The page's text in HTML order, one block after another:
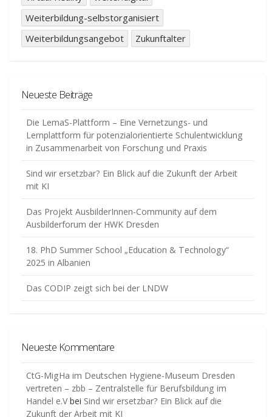
Weiterbildung-selbstorganisiert
Weiterbildungsangebot
Zukunftalter
Neueste Beiträge
Die LemaS-Plattform – Eine Vernetzungs- und
Lernplattform für potenzialorientierte Schulentwicklung
in Zusammenarbeit von Forschung und Praxis
Sind wir ersetzbar? Ein Blick auf die Zukunft der Arbeit
mit KI
Das Projekt AusbilderInnen-Community auf dem
Ausbilderforum der HWK Dresden
18. PhD Summer School „Education & Technology“
2025 in Albanien
Das CODIP zeigt sich bei der LNDW
Neueste Kommentare
CtG-MigHa im Deutschen Hygiene-Museum Dresden
vertreten – zbb – Zentralstelle für Berufsbildung im
Handel e.Vbei Sind wir ersetzbar? Ein Blick auf die
Zukunft der Arbeit mit KI